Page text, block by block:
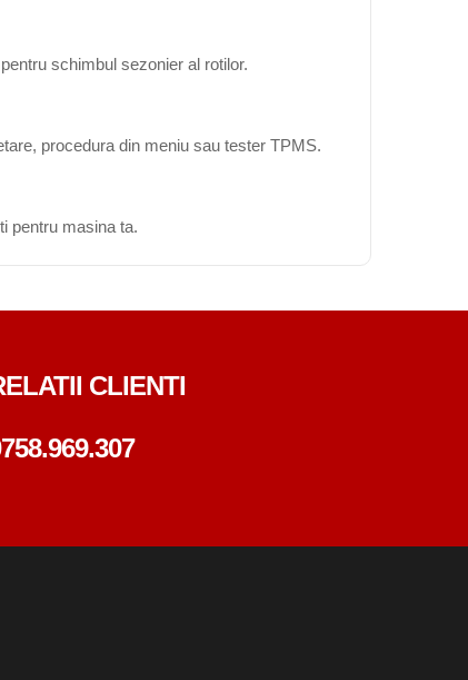
schimbul sezonier al rotilor.
procedura din meniu sau tester TPMS.
pentru masina ta.
CLIENTI